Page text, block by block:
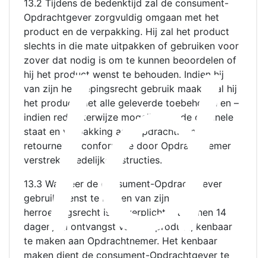
ld
13.2 Tijdens de bedenktijd zal de consument-
Opdrachtgever zorgvuldig omgaan met het
product en de verpakking. Hij zal het product
slechts in die mate uitpakken of gebruiken voor
zover dat nodig is om te kunnen beoordelen of
hij het product wenst te behouden. Indien hij
van zijn herroepingsrecht gebruik maakt, zal hij
het product met alle geleverde toebehoren en –
indien redelijkerwijze mogelijk – in de originele
staat en verpakking aan Opdrachtnemer
retourneren, conform de door Opdrachtnemer
verstrekte redelijke instructies.
13.3 Wanneer de consument-Opdrachtgever
gebruik wenst te maken van zijn
herroepingsrecht is hij verplicht dit binnen 14
dagen, na ontvangst van het product, kenbaar
te maken aan Opdrachtnemer. Het kenbaar
maken dient de consument-Opdrachtgever te